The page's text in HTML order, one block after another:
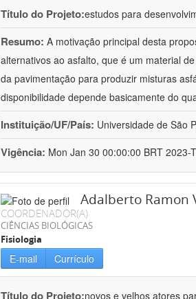
Título do Projeto:estudos para
Resumo: A motivação principal desta
alternativos ao asfalto, que é um material
da pavimentação para produzir misturas
disponibilidade depende basicamente do
Instituição/UF/País: Universidade de São
Vigência: Mon Jan 30 00:00:00 BRT
Adalberto Ramon
COORDENADOR(A)
CIÊNCIAS BIOLÓGICAS
Fisiologia
E-mail Currículo
Título do Projeto:novos e velhos atores